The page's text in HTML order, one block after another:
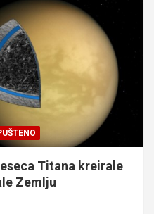
Titana kreirale
Zemlju